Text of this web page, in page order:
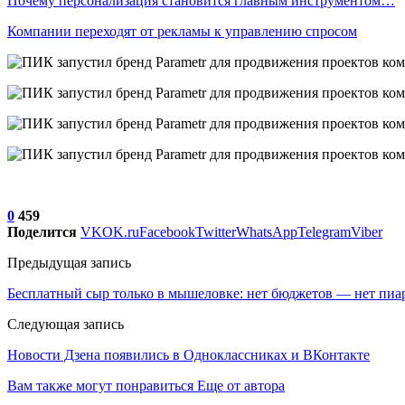
Компании переходят от рекламы к управлению спросом
0 459
Поделится VKOK.ruFacebookTwitterWhatsAppTelegramViber
Предыдущая запись
Бесплатный сыр только в мышеловке: нет бюджетов — нет
Следующая запись
Новости Дзена появились в Одноклассниках и ВКонтакте
Вам также могут понравиться Еще от автора